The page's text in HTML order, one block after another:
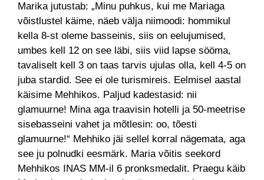
Marika jutustab: „Minu puhkus, kui me Mariaga
võistlustel käime, näeb välja niimoodi: hommikul
kella 8-st oleme basseinis, siis on eelujumised,
umbes kell 12 on see läbi, siis viid lapse sööma,
tavaliselt kell 3 on taas tarvis ujulas olla, kell 4-5 on
juba stardid. See ei ole turismireis. Eelmisel aastal
käisime Mehhikos. Paljud kadestasid: nii
glamuurne! Mina aga traavisin hotelli ja 50-meetrise
sisebasseini vahet ja mõtlesin: oo, tõesti
glamuurne!“ Mehhiko jäi sellel korral nägemata, aga
see ju polnudki eesmärk. Maria võitis seekord
Mehhikos INAS MM-il 6 pronksmedalit. Praegu käib